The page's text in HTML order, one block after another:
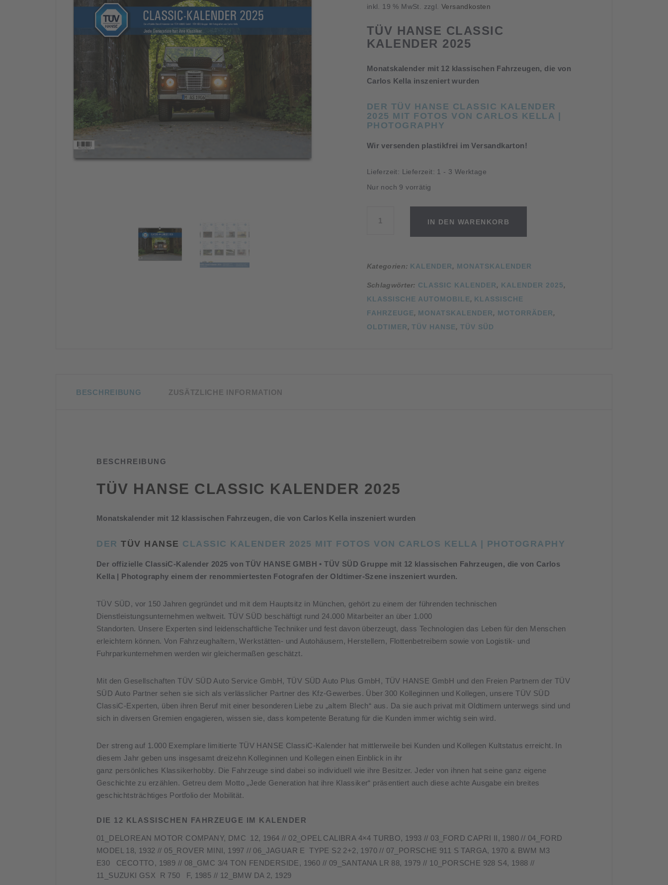
inkl. 19 % MwSt. zzgl.Versandkosten
TÜV HANSE CLASSIC
KALENDER 2025
Monatskalender mit 12 klassischen Fahrzeugen, die von
Carlos Kella inszeniert wurden
DER TÜV HANSE CLASSIC KALENDER
2025 MIT FOTOS VON CARLOS KELLA |
PHOTOGRAPHY
Wir versenden plastikfrei im Versandkarton!
Lieferzeit: Lieferzeit: 1 - 3 Werktage
Nur noch 9 vorrätig
HANSE
Menge
IN DEN WARENKORB
Kategorien: KALENDER, MONATSKALENDER
Schlagwörter: CLASSIC KALENDER, KALENDER 2025,
KLASSISCHE AUTOMOBILE, KLASSISCHE
FAHRZEUGE, MONATSKALENDER, MOTORRÄDER,
OLDTIMER,TÜV HANSE,TÜV SÜD
BESCHREIBUNG ZUSÄTZLICHE INFORMATION
BESCHREIBUNG
TÜV HANSE CLASSIC KALENDER 2025
Monatskalender mit 12 klassischen Fahrzeugen, die von Carlos Kella inszeniert wurden
DER TÜV HANSE CLASSIC KALENDER 2025 MIT FOTOS VON CARLOS KELLA | PHOTOGRAPHY
Der offizielle ClassiC-Kalender 2025 von TÜV HANSE GMBH • TÜV SÜD Gruppe mit 12 klassischen Fahrzeugen, die von Carlos
Kella | Photography einem der renommiertesten Fotografen der Oldtimer-Szene inszeniert wurden.
TÜV SÜD, vor 150 Jahren gegründet und mit dem Hauptsitz in München, gehört zu einem der führenden technischen
Dienstleistungsunternehmen weltweit. TÜV SÜD beschäftigt rund 24.000 Mitarbeiter an über 1.000
Standorten. Unsere Experten sind leidenschaftliche Techniker und fest davon überzeugt, dass Technologien das Leben für den Menschen
erleichtern können. Von Fahrzeughaltern, Werkstätten- und Autohäusern, Herstellern, Flottenbetreibern sowie von Logistik- und
Fuhrparkunternehmen werden wir gleichermaßen geschätzt.
Mit den Gesellschaften TÜV SÜD Auto Service GmbH, TÜV SÜD Auto Plus GmbH, TÜV HANSE GmbH und den Freien Partnern der TÜV
SÜD Auto Partner sehen sie sich als verlässlicher Partner des Kfz-Gewerbes. Über 300 Kolleginnen und Kollegen, unsere TÜV SÜD
ClassiC-Experten, üben ihren Beruf mit einer besonderen Liebe zu „altem Blech“ aus. Da sie auch privat mit Oldtimern unterwegs sind und
sich in diversen Gremien engagieren, wissen sie, dass kompetente Beratung für die Kunden immer wichtig sein wird.
Der streng auf 1.000 Exemplare limitierte TÜV HANSE ClassiC-Kalender hat mittlerweile bei Kunden und Kollegen Kultstatus erreicht. In
diesem Jahr geben uns insgesamt dreizehn Kolleginnen und Kollegen einen Einblick in ihr
ganz persönliches Klassikerhobby. Die Fahrzeuge sind dabei so individuell wie ihre Besitzer. Jeder von ihnen hat seine ganz eigene
Geschichte zu erzählen. Getreu dem Motto „Jede Generation hat ihre Klassiker“ präsentiert auch diese achte Ausgabe ein breites
geschichtsträchtiges Portfolio der Mobilität.
DIE 12 KLASSISCHEN FAHRZEUGE IM KALENDER
01_DELOREAN MOTOR COMPANY, DMC 12, 1964 // 02_OPEL CALIBRA 4×4 TURBO, 1993 // 03_FORD CAPRI II, 1980 // 04_FORD
MODEL 18, 1932 // 05_ROVER MINI, 1997 // 06_JAGUAR E TYPE S2 2+2, 1970 // 07_PORSCHE 911 S TARGA, 1970 & BWM M3
E30 CECOTTO, 1989 // 08_GMC 3/4 TON FENDERSIDE, 1960 // 09_SANTANA LR 88, 1979 // 10_PORSCHE 928 S4, 1988 //
11_SUZUKI GSX R 750 F, 1985 // 12_BMW DA 2, 1929